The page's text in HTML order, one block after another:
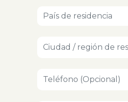
País de residencia